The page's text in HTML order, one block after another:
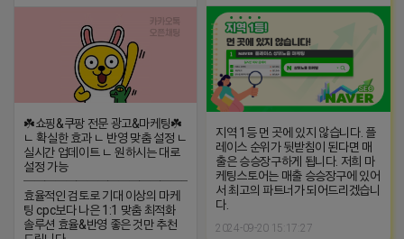
☘️쇼핑&쿠팡 전문 광고&마케팅☘️
ㄴ 확실한 효과 ㄴ 반영 맞춤 설정 ㄴ
실시간 업데이트 ㄴ 원하시는 대로
설정 가능
─────────────────
효율적인 검토로 기대 이상의 마케
팅 cpc보다 나은 1:1 맞춤 최적화
솔루션 효율&반영 좋은 것만 추천
지역 1등 먼 곳에 있지 않습니다. 플
레이스 순위가 뒷받침이 된다면 매
출은 승승장구하게 됩니다. 저희 마
케팅스토어는 매출 승승장구에 있어
서 최고의 파트너가 되어드리겠습니
다.
2024-09-20 15:17:27